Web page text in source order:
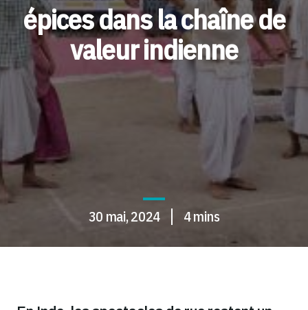
épices dans la chaîne de
valeur indienne
30 mai, 2024 4 mins